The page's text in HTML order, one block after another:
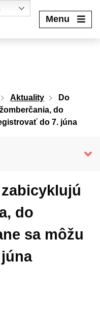
Menu
Aktuality
Do
do
do 7. júna
do
sa môžu